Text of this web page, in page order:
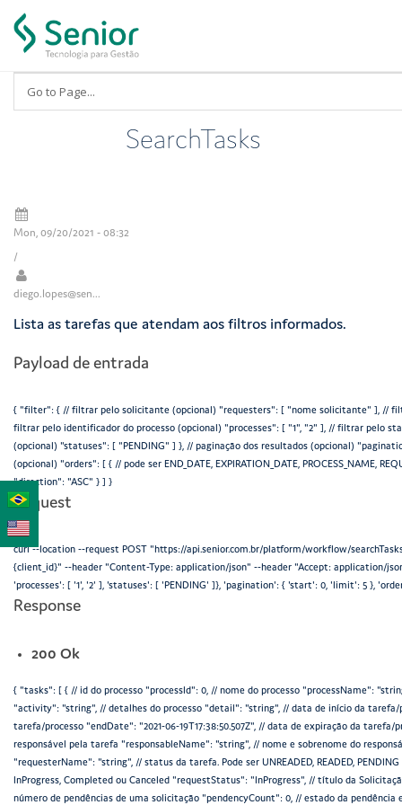
Skip to main content
SearchTasks
Mon, 09/20/2021 - 08:32
/
diego.lopes@sen...
Lista as tarefas que atendam aos filtros informados.
Payload de entrada
{ "filter": { // filtrar pelo solicitante (opcional) "requesters": [ "nome solicitante" ], //
filtrar pelo identificador do processo (opcional) "processes": [ "1", "2" ], // filtrar pelo
(opcional) "statuses": [ "PENDING" ] }, // paginação dos resultados (opcional)
(opcional) "orders": [ { // pode ser END_DATE, EXPIRATION_DATE, PROCESS_NAME,
"direction": "ASC" } ] }
Request
curl --location --request POST "https://api.senior.com.br/platform/workflow/
{client_id}" --header "Content-Type: application/json" --header "Accept: application/
'processes': [ '1', '2' ], 'statuses': [ 'PENDING' ]}, 'pagination': { 'start': 0, 'limit': 5 },
Response
200 Ok
{ "tasks": [ { // id do processo "processId": 0, // nome do processo "processName":
"activity": "string", // detalhes do processo "detail": "string", // data de início da tarefa/
tarefa/processo "endDate": "2021-06-19T17:38:50.507Z", // data de expiração da tarefa/
responsável pela tarefa "responsableName": "string", // nome e sobrenome do
"requesterName": "string", // status da tarefa. Pode ser UNREADED, READED,
InProgress, Completed ou Canceled "requestStatus": "InProgress", // título da
número de pendências de uma solicitação "pendencyCount": 0, // estado da pendência